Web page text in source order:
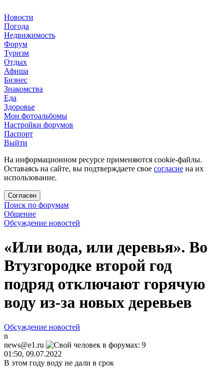
Новости
Погода
Недвижимость
Форум
Туризм
Отдых
Афиша
Бизнес
Знакомства
Еда
Здоровье
Мои фотоальбомы
Настройки форумов
Паспорт
Выйти
На информационном ресурсе применяются cookie-файлы.
Оставаясь на сайте, вы подтверждаете свое согласие на их
использование.
Согласен
Поиск по форумам
Общение
Обсуждение новостей
«Или вода, или деревья». Во
Втузгородке второй год
подряд отключают горячую
воду из-за новых деревьев
Обсуждение новостей
n
news@e1.ru
01:50, 09.07.2022
В этом году воду не дали в срок